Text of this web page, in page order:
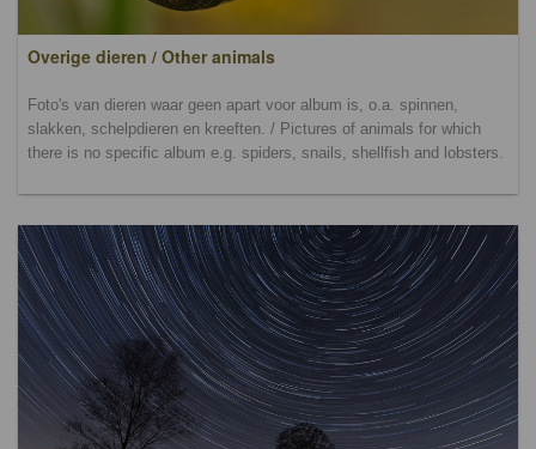
Overige dieren / Other animals
Foto's van dieren waar geen apart voor album is, o.a. spinnen,
slakken, schelpdieren en kreeften. / Pictures of animals for which
there is no specific album e.g. spiders, snails, shellfish and lobsters.